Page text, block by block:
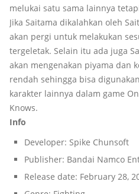
melukai satu sama lainnya
Jika Saitama dikalahkan oleh
akan pergi untuk melakukan
tergeletak. Selain itu ada juga
akan mengenakan piyama dan
rendah sehingga bisa
karakter lainnya dalam game
Knows.
Info
Developer: Spike Chunsoft
Publisher: Bandai Namco
Release date: February 28,